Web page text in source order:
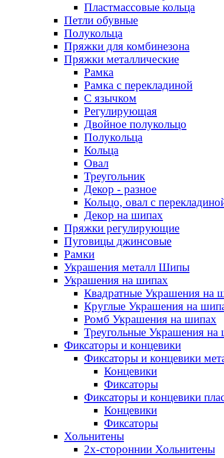
Пластмассовые кольца
Петли обувные
Полукольца
Пряжки для комбинезона
Пряжки металлические
Рамка
Рамка с перекладиной
С язычком
Регулирующая
Двойное полукольцо
Полукольца
Кольца
Овал
Треугольник
Декор - разное
Кольцо, овал с
Декор на шипах
Пряжки регулирующие
Пуговицы джинсовые
Рамки
Украшения металл Шипы
Украшения на шипах
Квадратные Украшения на
Круглые Украшения на
Ромб Украшения на шипах
Треугольные Украшения на
Фиксаторы и концевики
Фиксаторы и концевики
Концевики
Фиксаторы
Фиксаторы и концевики
Концевики
Фиксаторы
Хольнитены
2х-стороннии Хольнитены